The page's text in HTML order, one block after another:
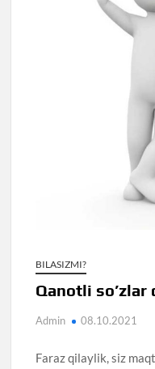
BILASIZMI?
Qanotli so’zlar
Admin 08.10.2021
Faraz qilaylik, siz